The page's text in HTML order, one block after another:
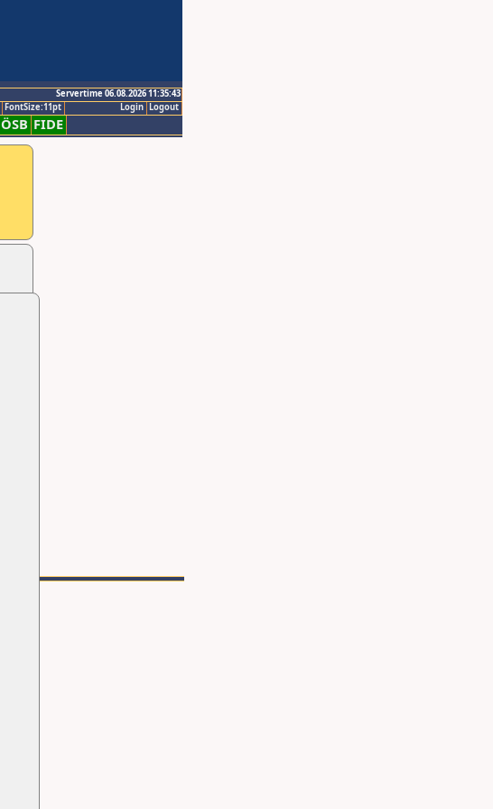
Servertime 06.08.2026 11:35:43
Logout
Login
FontSize:11pt
ÖSB FIDE